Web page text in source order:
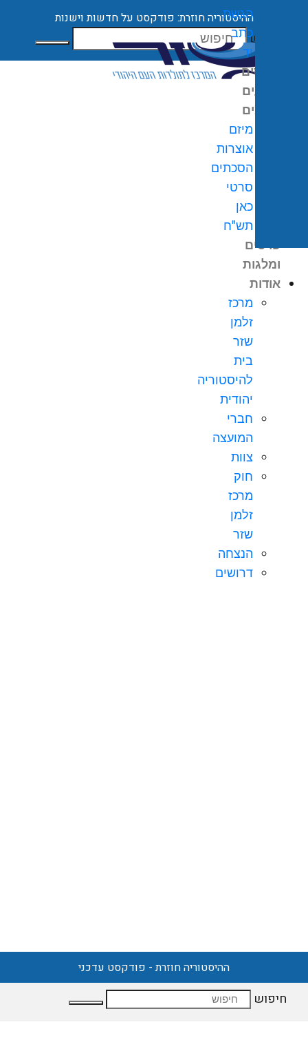
ההיסטוריה חוזרת: פודקסט על חדשות וישנות
הגשת
כתב
יד
קורסים
ארועים
מיזמים
מיזם
אוצרות
הסכתים
סרטי
כאן
תש"ח
פרסים
ומלגות
אודות
מרכז
זלמן
שזר
בית
להיסטוריה
יהודית
חברי
המועצה
צוות
חוק
מרכז
זלמן
שזר
הנצחה
דרושים
ההיסטוריה חוזרת - פודקסט עדכני
חיפוש